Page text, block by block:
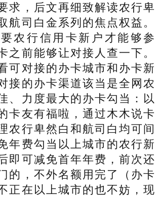
求，后文再细致解读农行卑
航司白金系列的焦点权益。
农行信用卡新户才能够参
之前能够让对接人查一下。
可对接的办卡城市和办卡新
接的办卡渠道该当是全网农
、力度最大的办卡勾当：以
卡友有福啦，通过木木说卡
农行卑然白和航司白均可间
年费勾当以上城市的农行新
即可减免首年年费，前次还
的，不外名额用完了（办卡
正在以上城市的也不妨，现